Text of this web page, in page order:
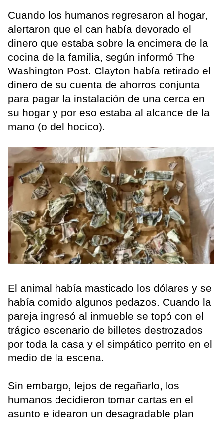
Cuando los humanos regresaron al hogar,
alertaron que el can había devorado el
dinero que estaba sobre la encimera de la
cocina de la familia, según informó The
Washington Post. Clayton había retirado el
dinero de su cuenta de ahorros conjunta
para pagar la instalación de una cerca en
su hogar y por eso estaba al alcance de la
mano (o del hocico).
El animal había masticado los dólares y se
había comido algunos pedazos. Cuando la
pareja ingresó al inmueble se topó con el
trágico escenario de billetes destrozados
por toda la casa y el simpático perrito en el
medio de la escena.
Sin embargo, lejos de regañarlo, los
humanos decidieron tomar cartas en el
asunto e idearon un desagradable plan